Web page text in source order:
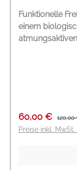
Funktionelle
einem
atmungsaktiven
Polyamid, 12 %
Verkaufspreis:
60,00 € 120,00
Preise inkl.